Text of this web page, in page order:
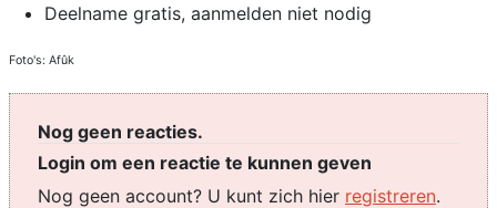
Deelname gratis, aanmelden niet nodig
Foto's: Afûk
Nog geen reacties.
Login om een reactie te kunnen geven
Nog geen account? U kunt zich hier registreren.